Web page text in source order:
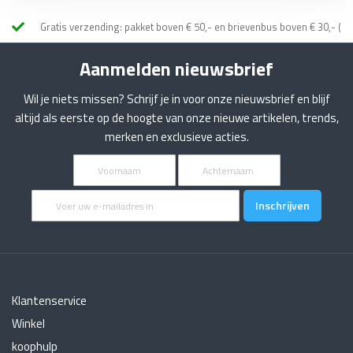
• 160
• 2250, 2259, 2263
• 3221, 3229, 3232
• 3810, 3820, 3825, 3860
• 4423, 4432, 4411
• 7285Q
• 7640
• 8770
• 9910, 9920, 9940, 9960, 9980, 9985
Gratis verzending: pakket boven € 50,- en brievenbus boven € 30,-
Aanmelden nieuwsbrief
Wil je niets missen? Schrijf je in voor onze nieuwsbrief en blijf
altijd als eerste op de hoogte van onze nieuwe artikelen, trends,
merken en exclusieve acties.
op
onze
Inschrijven
Klantenservice
Winkel
koophulp